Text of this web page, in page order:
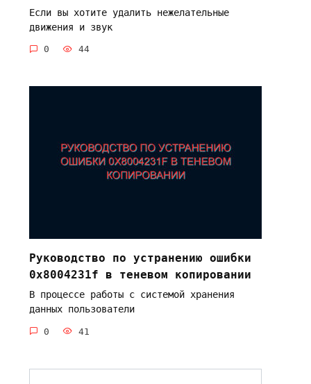
Если вы хотите удалить нежелательные
движения и звук
0 44
Руководство по устранению ошибки
0x8004231f в теневом копировании
В процессе работы с системой хранения
данных пользователи
0 41